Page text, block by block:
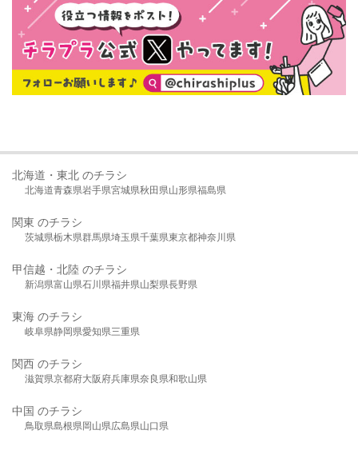
北海道・東北 のチラシ
北海道青森県岩手県宮城県秋田県山形県福島県
関東 のチラシ
茨城県栃木県群馬県埼玉県千葉県東京都神奈川県
甲信越・北陸 のチラシ
新潟県富山県石川県福井県山梨県長野県
東海 のチラシ
岐阜県静岡県愛知県三重県
関西 のチラシ
滋賀県京都府大阪府兵庫県奈良県和歌山県
中国 のチラシ
鳥取県島根県岡山県広島県山口県